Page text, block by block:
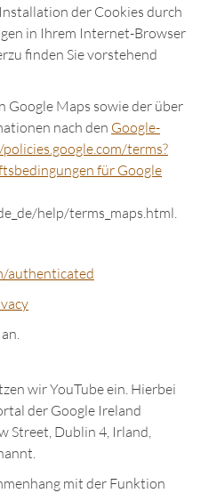
der Cookies durch
in Ihrem Internet-Browser
finden Sie vorstehend
Google Maps sowie der über
nach den Google-
terms?
für Google
help/terms_maps.html.
authenticated
wir YouTube ein. Hierbei
der Google Ireland
Street, Dublin 4, Irland,
mit der Funktion